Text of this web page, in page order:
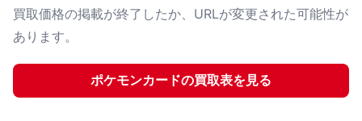
買取価格の掲載が終了したか、URLが変更された可能性が
あります。
ポケモンカードの買取表を見る